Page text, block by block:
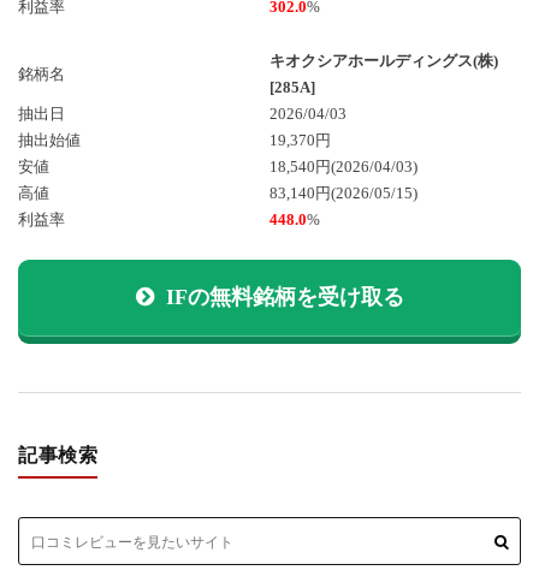
利益率
302.0%
銘柄名
キオクシアホールディングス(株)
[285A]
抽出日
2026/04/03
抽出始値
19,370円
安値
18,540円(2026/04/03)
高値
83,140円(2026/05/15)
利益率
448.0%
IFの無料銘柄を受け取る
記事検索